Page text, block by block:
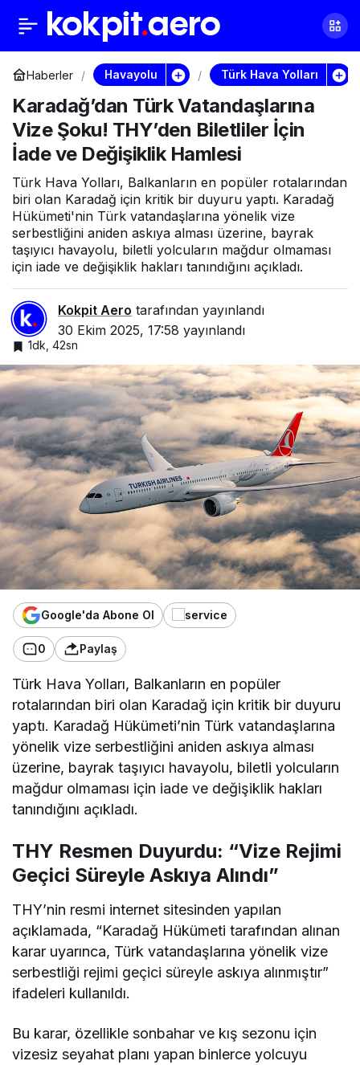
Haberler Havayolu Türk Hava Yolları
Karadağ’dan Türk Vatandaşlarına
Vize Şoku! THY’den Biletliler İçin
İade ve Değişiklik Hamlesi
Türk Hava Yolları, Balkanların en popüler rotalarından
biri olan Karadağ için kritik bir duyuru yaptı. Karadağ
Hükümeti'nin Türk vatandaşlarına yönelik vize
serbestliğini aniden askıya alması üzerine, bayrak
taşıyıcı havayolu, biletli yolcuların mağdur olmaması
için iade ve değişiklik hakları tanındığını açıkladı.
Kokpit Aero tarafından yayınlandı
30 Ekim 2025, 17:58 yayınlandı
1dk, 42sn
Google'da Abone Ol
0 Paylaş
Türk Hava Yolları, Balkanların en popüler
rotalarından biri olan Karadağ için kritik bir duyuru
yaptı. Karadağ Hükümeti’nin Türk vatandaşlarına
yönelik vize serbestliğini aniden askıya alması
üzerine, bayrak taşıyıcı havayolu, biletli yolcuların
mağdur olmaması için iade ve değişiklik hakları
tanındığını açıkladı.
THY Resmen Duyurdu: “Vize Rejimi
Geçici Süreyle Askıya Alındı”
THY’nin resmi internet sitesinden yapılan
açıklamada, “Karadağ Hükümeti tarafından alınan
karar uyarınca, Türk vatandaşlarına yönelik vize
serbestliği rejimi geçici süreyle askıya alınmıştır”
ifadeleri kullanıldı.
Bu karar, özellikle sonbahar ve kış sezonu için
vizesiz seyahat planı yapan binlerce yolcuyu
THY’nin Boeing siparişi
ne durumda? Ahmet
Bolat’tan kritik
açıklamalar
Paylaş